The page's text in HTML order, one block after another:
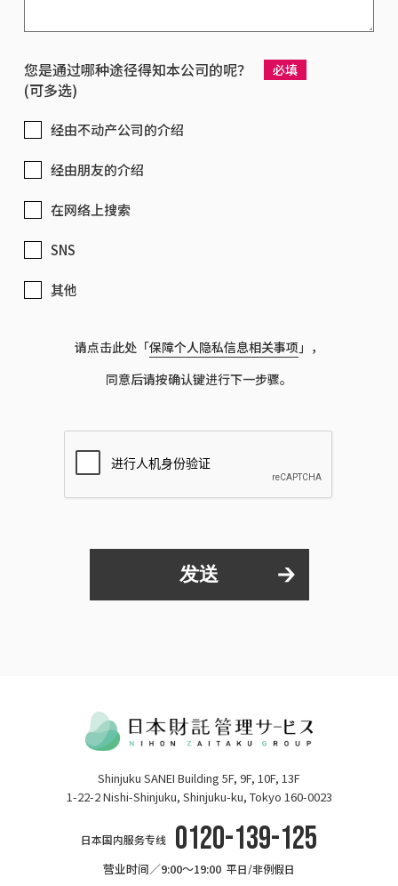
您是通过哪种途径得知本公司的呢？ 必填
(可多选)
︎经由不动产公司的介绍
经由朋友的介绍
在网络上搜索
SNS
其他
请点击此处「保障个人隐私信息相关事项 」，
同意后请按确认键进行下一步骤。
Shinjuku SANEI Building 5F, 9F, 10F, 13F
1-22-2 Nishi-Shinjuku, Shinjuku-ku, Tokyo 160-0023
日本国内服务专线 0120-139-125
营业时间／9:00〜19:00 平日/非例假日